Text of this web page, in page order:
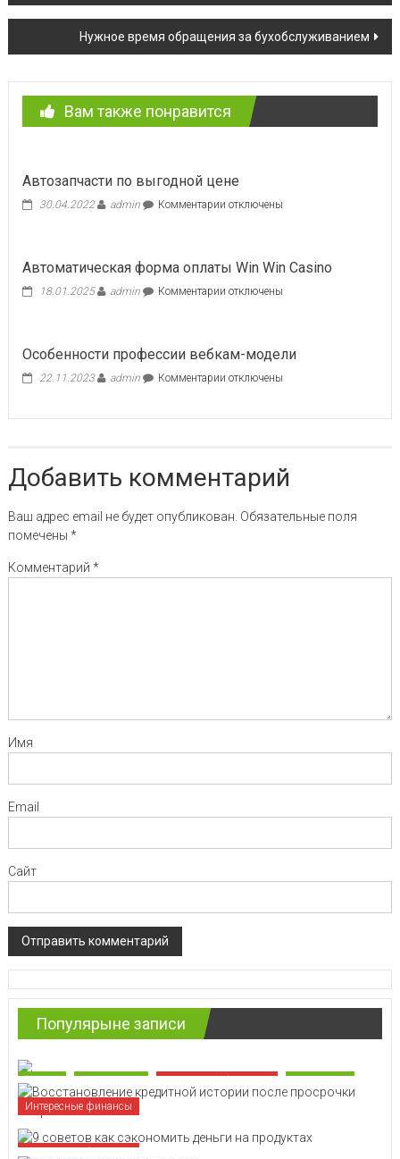
по
записямНужное время обращения за бухобслуживанием
Вам также понравится
Автозапчасти по выгодной цене
30.04.2022 admin Комментариик
выгодной
отключены
Автоматическая форма оплаты Win Win Casino
18.01.2025 admin Комментариик
оплаты
отключены
Особенности профессии вебкам-модели
22.11.2023 admin Комментариикотключены
Добавить комментарий
Ваш адрес email не будет опубликован. Обязательные поля
помечены *
Комментарий *
Имя
Email
Сайт
Популярыне записи
Деньги
Интересные финансы
Интересные финансы